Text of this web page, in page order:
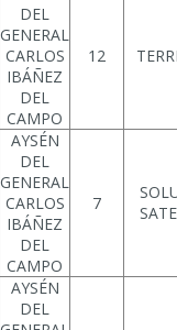
DEL
GENERAL
CARLOS
IBÁÑEZ
DEL
CAMPO
12
AYSÉN
DEL
GENERAL
CARLOS
IBÁÑEZ
DEL
CAMPO
7
AYSÉN
DEL